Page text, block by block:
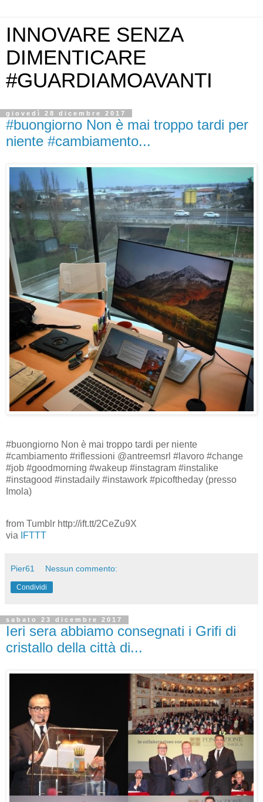
INNOVARE SENZA
DIMENTICARE
#GUARDIAMOAVANTI
giovedì 28 dicembre 2017
#buongiorno Non è mai troppo tardi per
niente #cambiamento...
#buongiorno Non è mai troppo tardi per niente
#cambiamento #riflessioni @antreemsrl #lavoro #change
#job #goodmorning #wakeup #instagram #instalike
#instagood #instadaily #instawork #picoftheday (presso
Imola)
from Tumblr http://ift.tt/2CeZu9X
via IFTTT
Pier61 Nessun commento:
Condividi
sabato 23 dicembre 2017
Ieri sera abbiamo consegnati i Grifi di
cristallo della città di...